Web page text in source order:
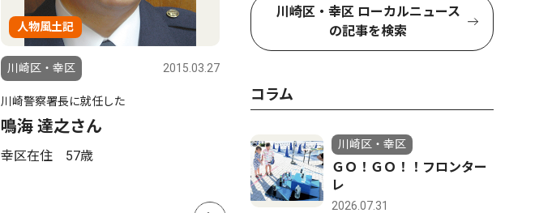
人物風土記
川崎区・幸区 2015.03.27
川崎警察署長に就任した
鳴海 達之さん
幸区在住 57歳
ピックアップ（PR）
かわさきジャズ2026 重鎮か
ら15歳の新星と多彩な顔触
れ 川崎駅周辺がジャズに染
まる、11月23日まで
鉄の製
川崎区・幸区 ローカルニュース
の記事を検索
コラム
川崎区・幸区
ＧＯ！ＧＯ！！フロンター
レ
2026.07.31